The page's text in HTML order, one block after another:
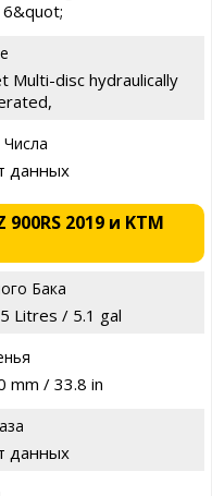
Multi-disc hydraulically
данных
2019 и KTM
Бака
Litres / 5.1 gal
mm / 33.8 in
данных